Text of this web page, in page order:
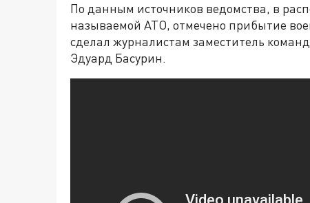
По данным источников ведомства, в
называемой АТО, отмечено прибытие
сделал журналистам заместитель
Эдуард Басурин.